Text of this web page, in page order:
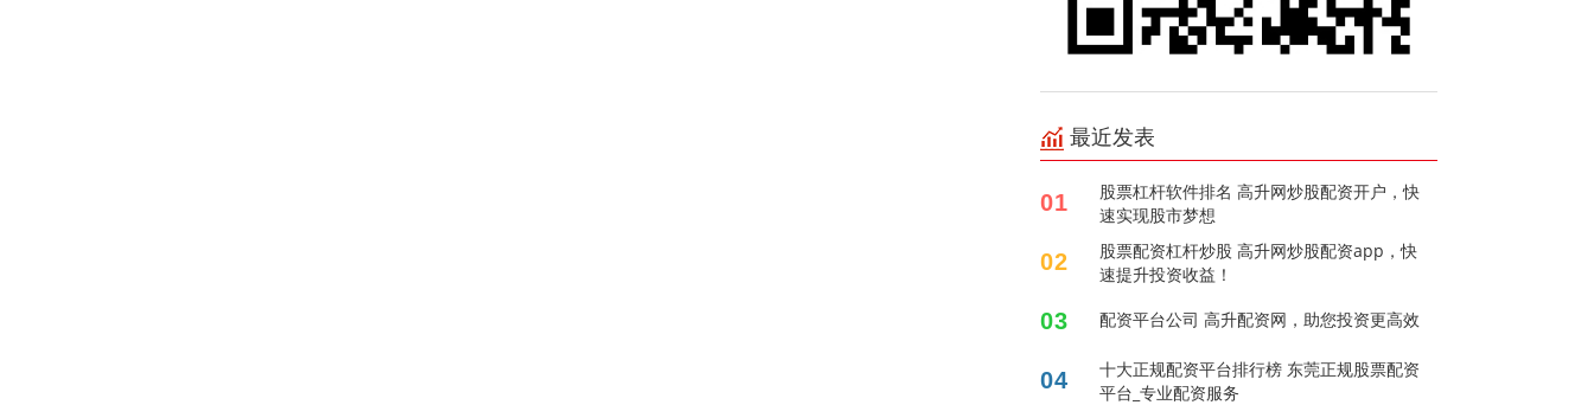
最近发表
01
股票杠杆软件排名 高升网炒股配资开户，快
速实现股市梦想
02
股票配资杠杆炒股 高升网炒股配资app，快
速提升投资收益！
03 配资平台公司 高升配资网，助您投资更高效
04
十大正规配资平台排行榜 东莞正规股票配资
平台_专业配资服务